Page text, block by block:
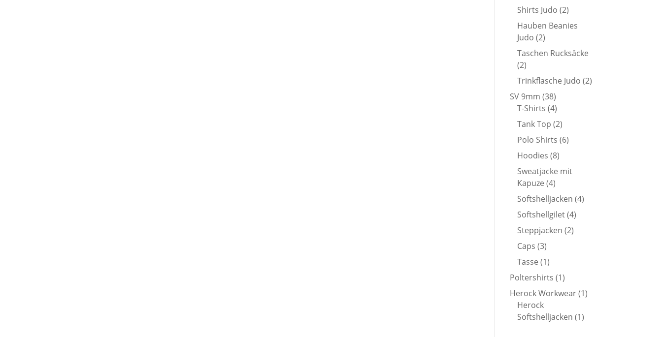
Shirts Judo 22
Produkte
Hauben Beanies
Judo 22
Produkte
Taschen Rucksäcke
22
Produkte
Trinkflasche Judo 22
SV 9mm 3838
Produkte
T-Shirts 44
Produkte
Tank Top 22
Produkte
Polo Shirts 66
Hoodies 88
Produkte
Sweatjacke mit
Kapuze 44
Produkte
Softshelljacken 44
Softshellgilet 44
Steppjacken 22
Caps 33
Produkte
Tasse 11
Produkt
Poltershirts 11
Produkt
Herock Workwear 11
Herock
Softshelljacken 11